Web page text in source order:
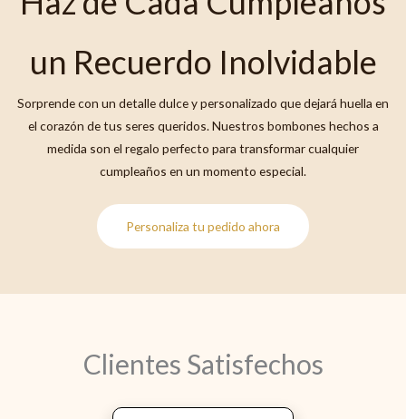
un Recuerdo Inolvidable
Sorprende con un detalle dulce y personalizado que dejará huella en
el corazón de tus seres queridos. Nuestros bombones hechos a
medida son el regalo perfecto para transformar cualquier
cumpleaños en un momento especial.
Personaliza tu pedido ahora
Clientes Satisfechos